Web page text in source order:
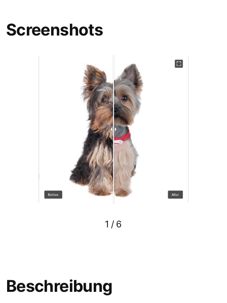
Screenshots
1 / 6
Beschreibung